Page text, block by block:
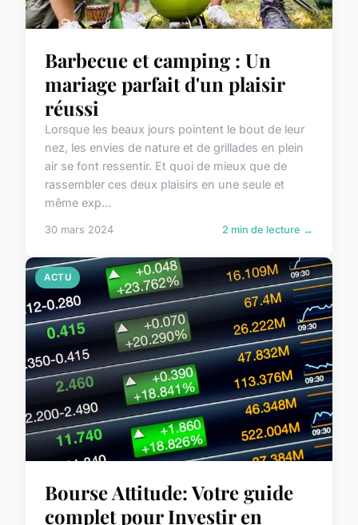
Barbecue et camping : Un
mariage parfait d'un plaisir
réussi
Lorsque les beaux jours pointent le bout de leur
nez, les envies de nature et de grillades en plein
air se font ressentir. Et quoi de mieux que de
rassembler ces deux plaisirs en une seule et
même exp...
30 mars 2024 2 min de lecture →
ACTU
Bourse Attitude: Votre guide
complet pour Investir en